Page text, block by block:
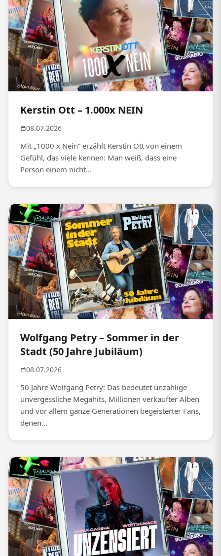
Kerstin Ott – 1.000x NEIN
08.07.2026
Mit „1000 x Nein“ erzählt Kerstin Ott von einem
Gefühl, das viele kennen: Man weiß, dass eine
Person einem nicht...
Wolfgang Petry – Sommer in der
Stadt (50 Jahre Jubiläum)
08.07.2026
50 Jahre Wolfgang Petry: Das bedeutet unzählige
unvergessliche Megahits, Millionen verkaufter Alben
und vor allem ganze Generationen begeisterter Fans,
denen...